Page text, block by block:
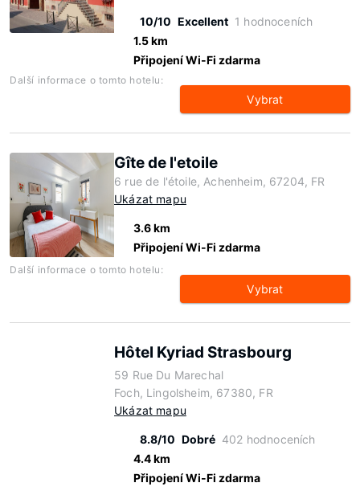
10/10 Excellent 1 hodnoceních
1.5 km
Připojení Wi-Fi zdarma
Další informace o tomto hotelu:
Vybrat
Gîte de l'etoile
6 rue de l'étoile, Achenheim, 67204, FR
Ukázat mapu
3.6 km
Připojení Wi-Fi zdarma
Další informace o tomto hotelu:
Vybrat
Hôtel Kyriad Strasbourg
59 Rue Du Marechal
Foch, Lingolsheim, 67380, FR
Ukázat mapu
8.8/10 Dobré 402 hodnoceních
4.4 km
Připojení Wi-Fi zdarma